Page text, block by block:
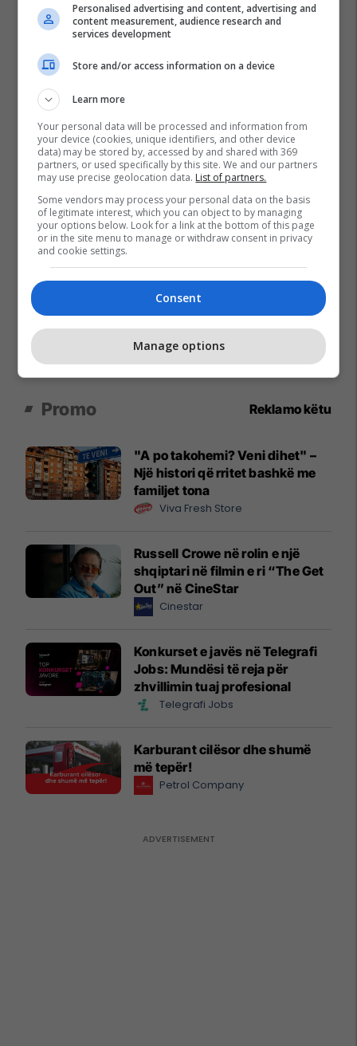
Promo Reklamo këtu
"A po takohemi? Veni dihet" –
Një histori që rritet bashkë me
familjet tona
Viva Fresh Store
Russell Crowe në rolin e një
shqiptari në filmin e ri “The Get
Out” në CineStar
Cinestar
Konkurset e javës në Telegrafi
Jobs: Mundësi të reja për
zhvillimin tuaj profesional
Telegrafi Jobs
Karburant cilësor dhe shumë
më tepër!
Petrol Company
Personalised advertising and content, advertising and
content measurement, audience research and
services development
Store and/or access information on a device
Learn more
Your personal data will be processed and information from
your device (cookies, unique identifiers, and other device
data) may be stored by, accessed by and shared with 369
partners, or used specifically by this site. We and our partners
may use precise geolocation data. List of partners.
Some vendors may process your personal data on the basis
of legitimate interest, which you can object to by managing
your options below. Look for a link at the bottom of this page
or in the site menu to manage or withdraw consent in privacy
and cookie settings.
Consent
Manage options